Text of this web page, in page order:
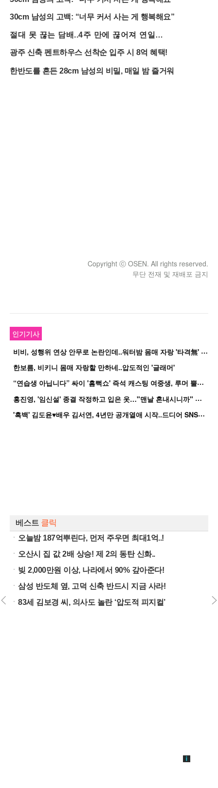
Copyright ⓒ OSEN. All rights reserved.
무단 전재 및 재배포 금지
인기기사
비
비, 성행위 연상 안무로 논란인데..워터밤 몸매 자랑 '타격無' 근황
한보름, 비키니 몸매 자랑할 만하네..압도적인 '글래머'
“
연습생 아닙니다” 싸이 '흠뻑쇼' 즉석 캐스팅 여중생, 루머 뿔났다[Oh!쎈 이...
홍
진영, '임신설' 종결 작정하고 입은 옷…"맨날 혼내시니까" 억울
'
흑백' 김도윤♥배우 김서연, 4년만 공개열애 시작..드디어 SNS에 노출 [핫피...